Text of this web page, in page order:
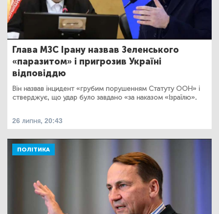
Глава МЗС Ірану назвав Зеленського
«паразитом» і пригрозив Україні
відповіддю
Він назвав інцидент «грубим порушенням Статуту ООН» і
стверджує, що удар було завдано «за наказом «Ізраїлю».
26 липня, 20:43
ПОЛІТИКА